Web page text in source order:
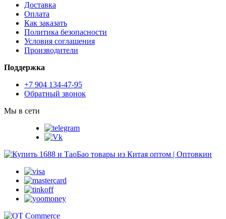
Доставка
Оплата
Как заказать
Политика безопасности
Условия соглашения
Производители
Поддержка
+7 904 134-47-95
Обратный звонок
Мы в сети